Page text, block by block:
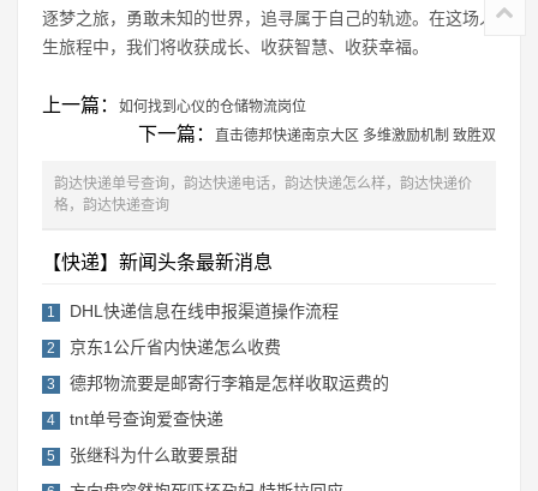
逐梦之旅，勇敢未知的世界，追寻属于自己的轨迹。在这场人
生旅程中，我们将收获成长、收获智慧、收获幸福。
上一篇： 如何找到心仪的仓储物流岗位
下一篇： 直击德邦快递南京大区 多维激励机制 致胜双
韵达快递单号查询，韵达快递电话，韵达快递怎么样，韵达快递价
格，韵达快递查询
【快递】新闻头条最新消息
1 DHL快递信息在线申报渠道操作流程
2 京东1公斤省内快递怎么收费
3 德邦物流要是邮寄行李箱是怎样收取运费的
4 tnt单号查询爱查快递
5 张继科为什么敢要景甜